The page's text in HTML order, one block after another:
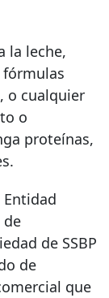
la leche,
o cualquier
o
proteínas,
de
de SSBP
de
que